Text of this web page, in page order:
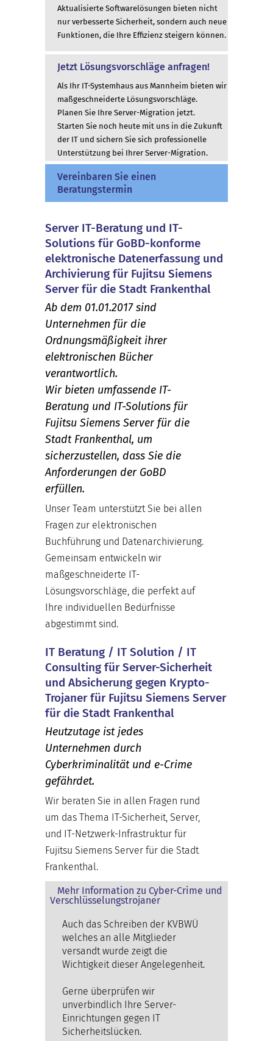
Aktualisierte Softwarelösungen bieten nicht
nur verbesserte Sicherheit, sondern auch neue
Funktionen, die Ihre Effizienz steigern können.
Jetzt Lösungsvorschläge anfragen!
Als Ihr IT-Systemhaus aus Mannheim bieten wir
maßgeschneiderte Lösungsvorschläge.
Planen Sie Ihre Server-Migration jetzt.
Starten Sie noch heute mit uns in die Zukunft
der IT und sichern Sie sich professionelle
Unterstützung bei Ihrer Server-Migration.
Vereinbaren Sie einen
Beratungstermin
Server IT-Beratung und IT-
Solutions für GoBD-konforme
elektronische Datenerfassung und
Archivierung für Fujitsu Siemens
Server für die Stadt Frankenthal
Ab dem 01.01.2017 sind
Unternehmen für die
Ordnungsmäßigkeit ihrer
elektronischen Bücher
verantwortlich.
Wir bieten umfassende IT-
Beratung und IT-Solutions für
Fujitsu Siemens Server für die
Stadt Frankenthal, um
sicherzustellen, dass Sie die
Anforderungen der GoBD
erfüllen.
Unser Team unterstützt Sie bei allen
Fragen zur elektronischen
Buchführung und Datenarchivierung.
Gemeinsam entwickeln wir
maßgeschneiderte IT-
Lösungsvorschläge, die perfekt auf
Ihre individuellen Bedürfnisse
abgestimmt sind.
IT Beratung / IT Solution / IT
Consulting für Server-Sicherheit
und Absicherung gegen Krypto-
Trojaner für Fujitsu Siemens Server
für die Stadt Frankenthal
Heutzutage ist jedes
Unternehmen durch
Cyberkriminalität und e-Crime
gefährdet.
Wir beraten Sie in allen Fragen rund
um das Thema IT-Sicherheit, Server,
und IT-Netzwerk-Infrastruktur für
Fujitsu Siemens Server für die Stadt
Frankenthal.
Mehr Information zu Cyber-Crime und
Verschlüsselungstrojaner
Auch das Schreiben der KVBWÜ
welches an alle Mitglieder
versandt wurde zeigt die
Wichtigkeit dieser Angelegenheit.
Gerne überprüfen wir
unverbindlich Ihre Server-
Einrichtungen gegen IT
Sicherheitslücken.